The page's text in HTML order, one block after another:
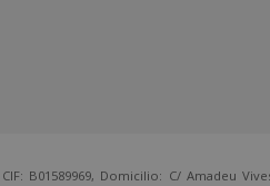
CIF: B01589969, Domicilio: C/ Amadeu